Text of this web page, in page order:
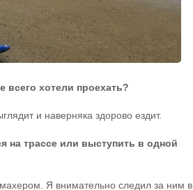
хотели проехать?
и наверняка здорово ездит.
на трассе или выступить в одной
Я внимательно следил за ним в